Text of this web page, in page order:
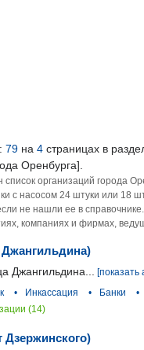
79 на 4 страницах в
Оренбурга].
организаций города
с насосом 24 штуки или 18
не нашли ее в
компаниях и фирмах,
Джангильдина...
[показать
• Инкассация • Банки •
(14)
Дзержинского)